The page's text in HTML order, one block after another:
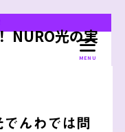
NURO光の実
MENU
んわでは問